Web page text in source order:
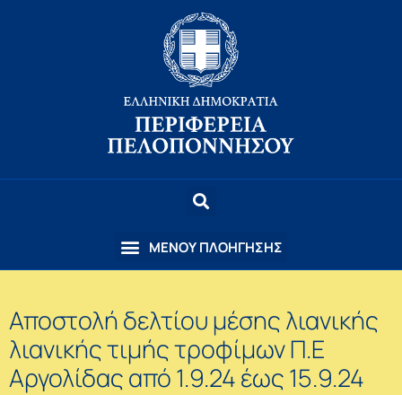
Αποστολή δελτίου μέσης λιανικής
λιανικής τιμής τροφίμων Π.Ε
Αργολίδας από 1.9.24 έως 15.9.24